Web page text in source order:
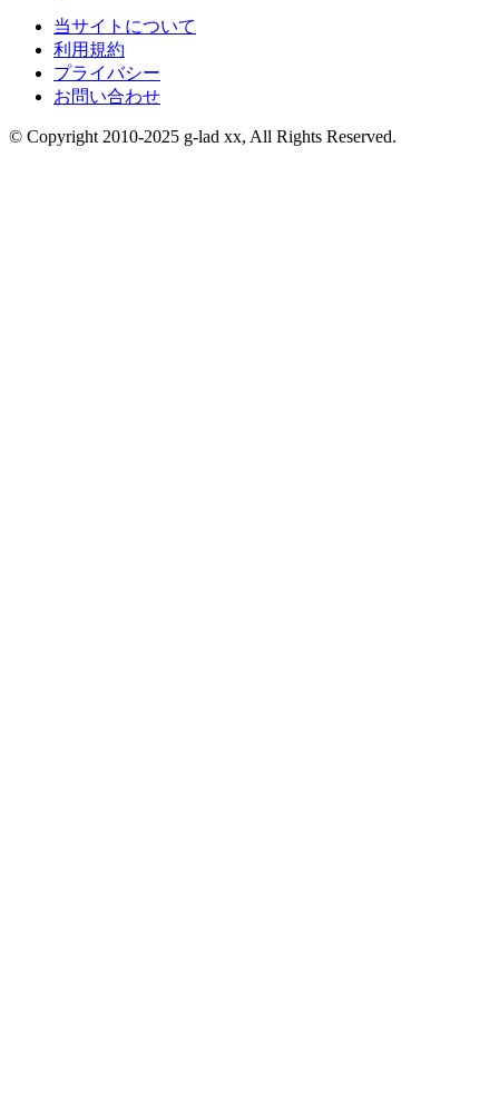
当サイトについて
利用規約
プライバシー
お問い合わせ
© Copyright 2010-2025 g-lad xx, All Rights Reserved.